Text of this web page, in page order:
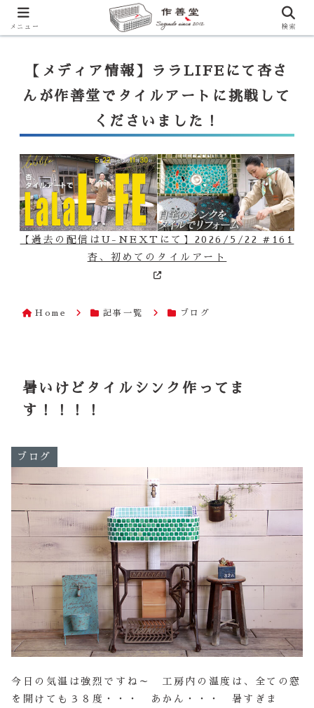
【ララLIFE】特注カウンター付シンク（40万円～）のお問合せはこ
一番下のフォームにご記入ください
【メディア情報】ララLIFEにて杏さ
んが作善堂でタイルアートに挑戦して
くださいました！
【過去の配信はU-NEXTにて】2026/5/22 #161
杏、初めてのタイルアート
Home 記事一覧 ブログ
暑いけどタイルシンク作ってま
す！！！！
ブログ
今日の気温は強烈ですね～ 工房内の温度は、全ての窓
を開けても３８度・・・ あかん・・・ 暑すぎま
メニュー 検索